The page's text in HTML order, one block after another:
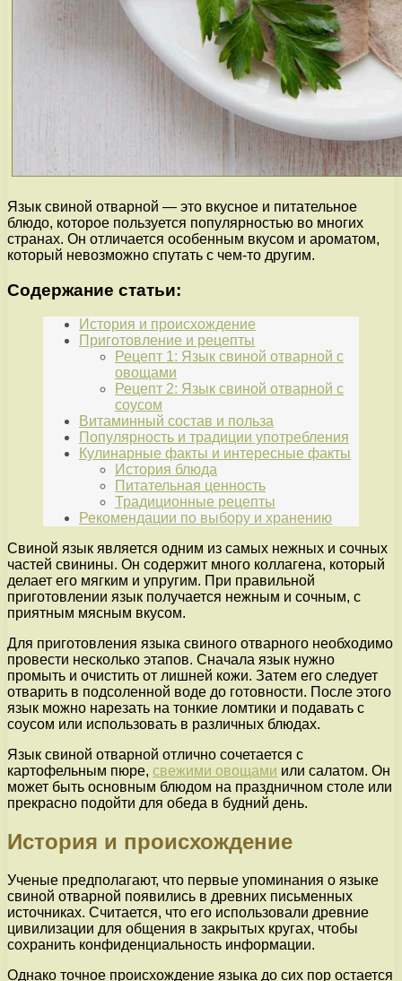
Язык свиной отварной — это вкусное и питательное
блюдо, которое пользуется популярностью во многих
странах. Он отличается особенным вкусом и ароматом,
который невозможно спутать с чем-то другим.
Содержание статьи:
История и происхождение
Приготовление и рецепты
Рецепт 1: Язык свиной отварной с
овощами
Рецепт 2: Язык свиной отварной с
соусом
Витаминный состав и польза
Популярность и традиции употребления
Кулинарные факты и интересные факты
История блюда
Питательная ценность
Традиционные рецепты
Рекомендации по выбору и хранению
Свиной язык является одним из самых нежных и сочных
частей свинины. Он содержит много коллагена, который
делает его мягким и упругим. При правильной
приготовлении язык получается нежным и сочным, с
приятным мясным вкусом.
Для приготовления языка свиного отварного необходимо
провести несколько этапов. Сначала язык нужно
промыть и очистить от лишней кожи. Затем его следует
отварить в подсоленной воде до готовности. После этого
язык можно нарезать на тонкие ломтики и подавать с
соусом или использовать в различных блюдах.
Язык свиной отварной отлично сочетается с
картофельным пюре, свежими овощами или салатом. Он
может быть основным блюдом на праздничном столе или
прекрасно подойти для обеда в будний день.
История и происхождение
Ученые предполагают, что первые упоминания о языке
свиной отварной появились в древних письменных
источниках. Считается, что его использовали древние
цивилизации для общения в закрытых кругах, чтобы
сохранить конфиденциальность информации.
Однако точное происхождение языка до сих пор остается